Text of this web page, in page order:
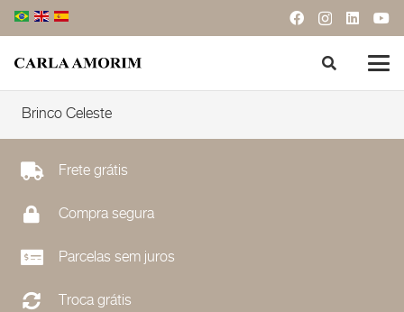
Brinco Celeste
Frete grátis
Compra segura
Parcelas sem juros
Troca grátis